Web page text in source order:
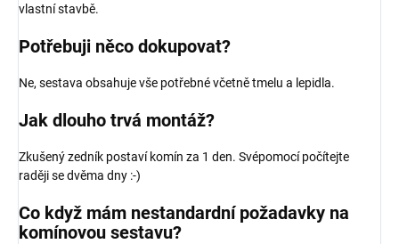
vlastní stavbě.
Potřebuji něco dokupovat?
Ne, sestava obsahuje vše potřebné včetně tmelu a lepidla.
Jak dlouho trvá montáž?
Zkušený zedník postaví komín za 1 den. Svépomocí počítejte
raději se dvěma dny :-)
Co když mám nestandardní požadavky na
komínovou sestavu?